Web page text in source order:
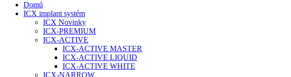
Domů
ICX implant systém
ICX Novinky
ICX-PREMIUM
ICX-ACTIVE
ICX-ACTIVE MASTER
ICX-ACTIVE LIQUID
ICX-ACTIVE WHITE
ICX-NARROW